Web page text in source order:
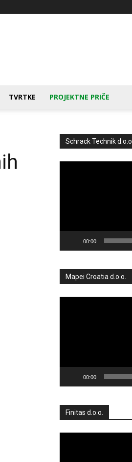
TVRTKE PROJEKTNE PRIČE
Schrack Technik d.o.o.
00:00
Mapei Croatia d.o.o.
00:00
Finitas d.o.o.